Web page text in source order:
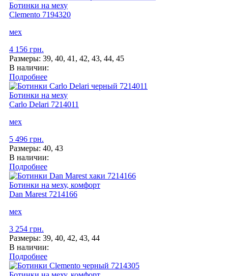
Ботинки на меху
Clemento 7194320
мех
4 156 грн.
Размеры: 39, 40, 41, 42, 43, 44, 45
В наличии:
Подробнее
Ботинки на меху
Carlo Delari 7214011
мех
5 496 грн.
Размеры: 40, 43
В наличии:
Подробнее
Ботинки на меху, комфорт
Dan Marest 7214166
мех
3 254 грн.
Размеры: 39, 40, 42, 43, 44
В наличии:
Подробнее